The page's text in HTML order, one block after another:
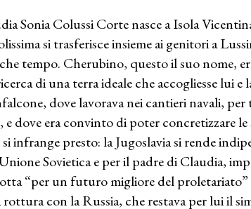
Sonia Colussi Corte nasce a Isola
si trasferisce insieme ai genitori a
tempo. Cherubino, questo il suo nome,
di una terra ideale che accogliesse lui e
dove lavorava nei cantieri navali,
e dove era convinto di poter concretizzare
infrange presto: la Jugoslavia si rende
Sovietica e per il padre di Claudia,
“per un futuro migliore del proletariato”
rottura con la Russia, che restava per lui il